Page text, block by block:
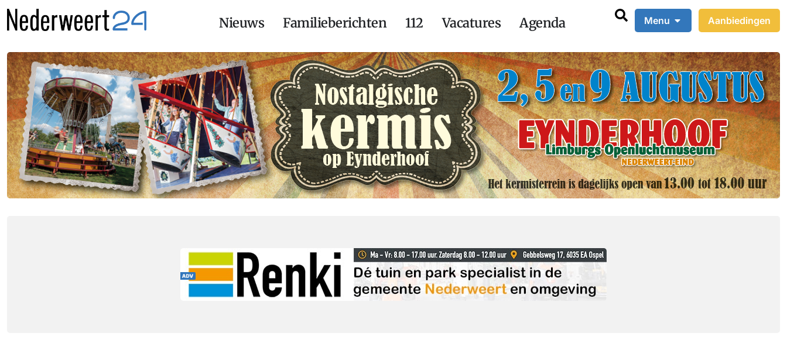
Nieuws Familieberichten 112 Vacatures Agenda Menu Aanbiedingen